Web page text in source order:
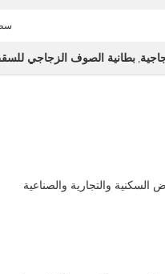
, بطانية الصوف الزجاجي
والتجارية والصناعية